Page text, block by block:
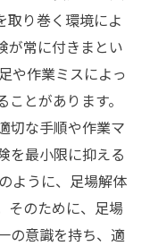
取り巻く環境によ
が常に付きまとい
や作業ミスによっ
とがあります。
切な手順や作業マ
を最小限に抑える
ように、足場解体
そのために、足場
の意識を持ち、適